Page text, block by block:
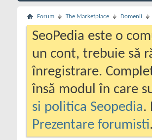
Forum The Marketplace Domenii
SeoPedia este o
un cont, trebuie să
înregistrare.
însă modul în care
si politica Seopedia.
Prezentare forumisti.